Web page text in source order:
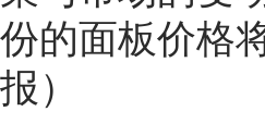
份的面板价格
报）